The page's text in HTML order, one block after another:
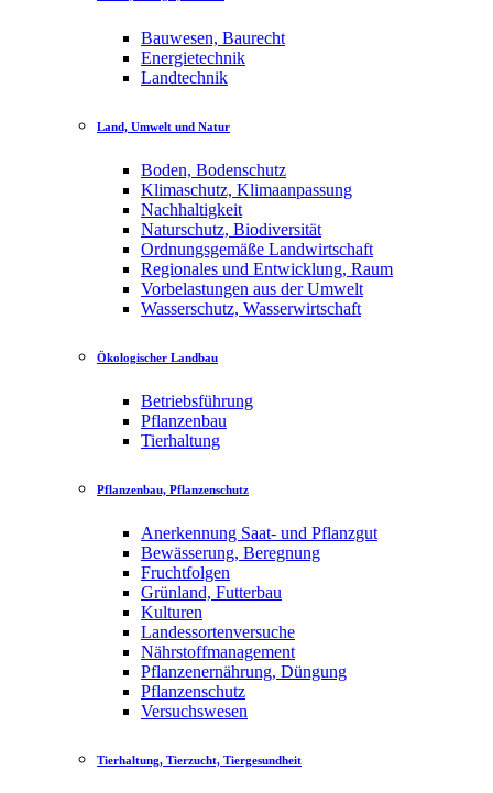
Bauwesen, Baurecht
Energietechnik
Landtechnik
Land, Umwelt und Natur
Boden, Bodenschutz
Klimaschutz, Klimaanpassung
Nachhaltigkeit
Naturschutz, Biodiversität
Ordnungsgemäße Landwirtschaft
Regionales und Entwicklung, Raum
Vorbelastungen aus der Umwelt
Wasserschutz, Wasserwirtschaft
Ökologischer Landbau
Betriebsführung
Pflanzenbau
Tierhaltung
Pflanzenbau, Pflanzenschutz
Anerkennung Saat- und Pflanzgut
Bewässerung, Beregnung
Fruchtfolgen
Grünland, Futterbau
Kulturen
Landessortenversuche
Nährstoffmanagement
Pflanzenernährung, Düngung
Pflanzenschutz
Versuchswesen
Tierhaltung, Tierzucht, Tiergesundheit